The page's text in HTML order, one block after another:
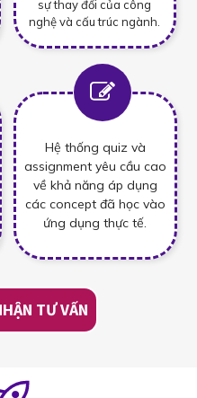
TƯ VẤN
Hệ thống quiz và
assignment yêu cầu cao
về khả năng áp dụng
các concept đã học vào
ứng dụng thực tế.
sự thay đổi của công
nghệ và cấu trúc ngành.